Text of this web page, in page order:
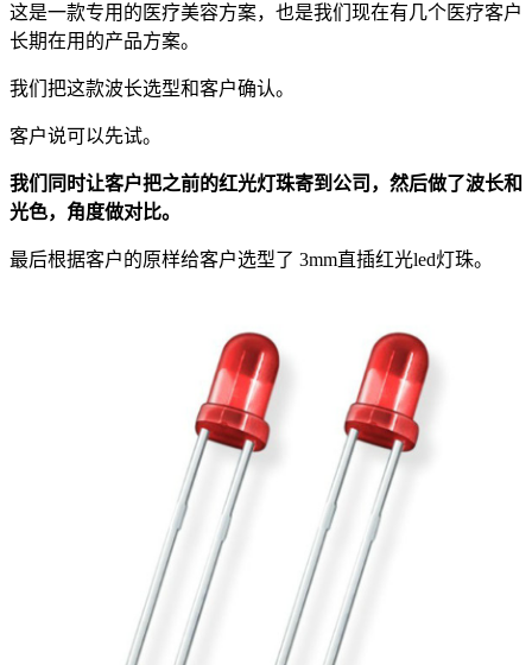
这是一款专用的医疗美容方案，也是我们现在有几个医疗客户
长期在用的产品方案。
我们把这款波长选型和客户确认。
客户说可以先试。
我们同时让客户把之前的红光灯珠寄到公司，然后做了波长和
光色，角度做对比。
最后根据客户的原样给客户选型了 3mm直插红光led灯珠。